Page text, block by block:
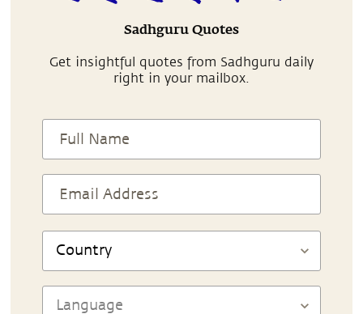
Sadhguru Quotes
Get insightful quotes from Sadhguru daily
right in your mailbox.